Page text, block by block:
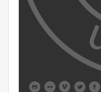
    